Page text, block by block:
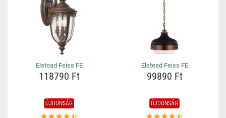
Elstead Feiss FE
118790 Ft
Elstead Feiss FE
99890 Ft
ÚJDONSÁG ÚJDONSÁG